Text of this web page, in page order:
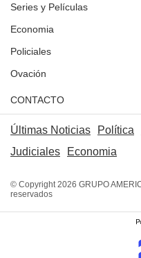
Series y Películas
Economia
Policiales
Ovación
CONTACTO
Últimas Noticias Política
Judiciales
Economia
© Copyright 2026 GRUPO
reservados